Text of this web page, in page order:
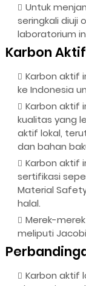
Untuk
seringkali diuji
laboratorium
Karbon
Karbon aktif
ke Indonesia
Karbon aktif
kualitas yang
aktif lokal,
dan bahan
Karbon aktif
sertifikasi
Material
halal.
Merek-
meliputi
Karbon aktif